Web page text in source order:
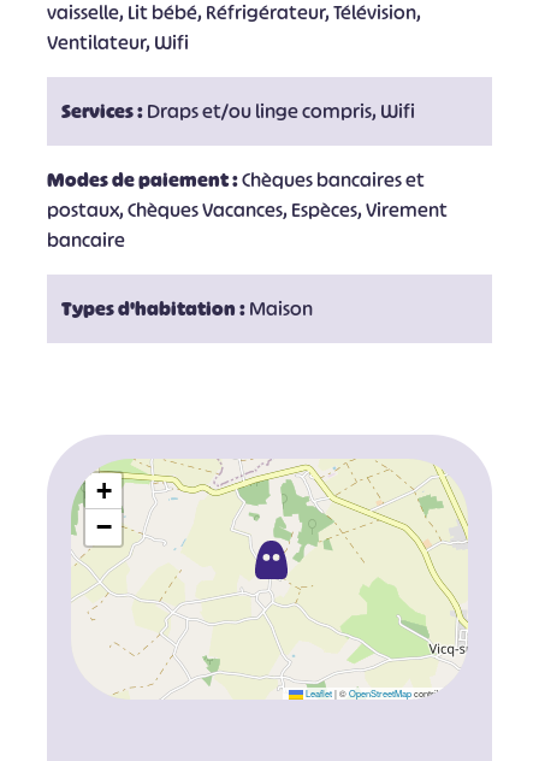
vaisselle, Lit bébé, Réfrigérateur, Télévision,
Ventilateur, Wifi
Services :Draps et/ou linge compris, Wifi
Modes de paiement :Chèques bancaires et
postaux, Chèques Vacances, Espèces, Virement
bancaire
Types d'habitation :Maison
+
−
Leaflet |©OpenStreetMapcontributors